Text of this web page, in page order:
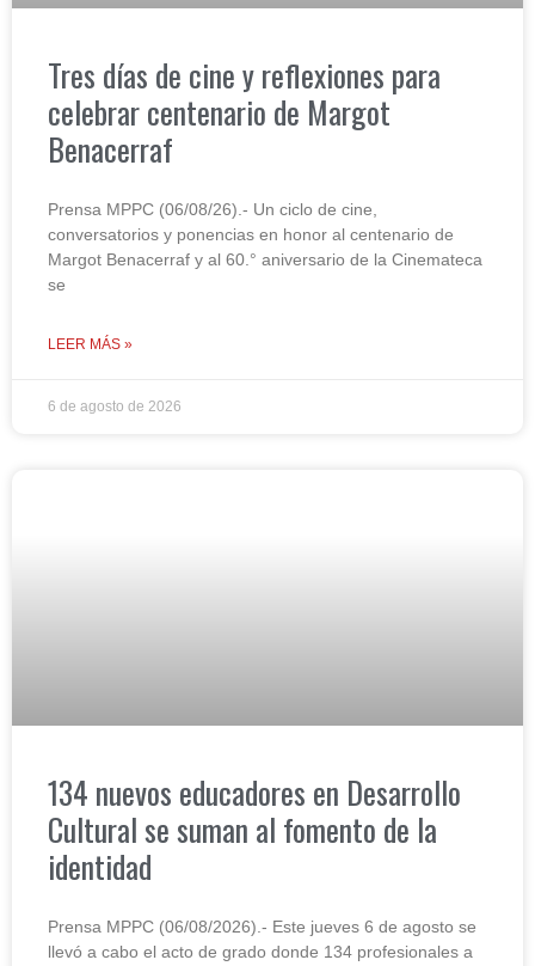
Tres días de cine y reflexiones para
celebrar centenario de Margot
Benacerraf
Prensa MPPC (06/08/26).- Un ciclo de cine,
conversatorios y ponencias en honor al centenario de
Margot Benacerraf y al 60.° aniversario de la Cinemateca
se
LEER MÁS »
6 de agosto de 2026
134 nuevos educadores en Desarrollo
Cultural se suman al fomento de la
identidad
Prensa MPPC (06/08/2026).- Este jueves 6 de agosto se
llevó a cabo el acto de grado donde 134 profesionales a